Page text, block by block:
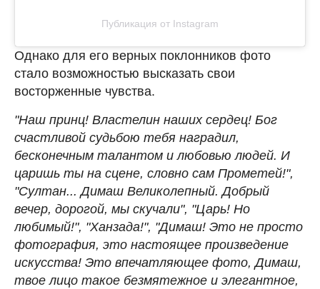
Публикация от Instagram
Однако для его верных поклонников фото
стало возможностью высказать свои
восторженные чувства.
"Наш принц! Властелин наших сердец! Бог
счастливой судьбою тебя наградил,
бесконечным талантом и любовью людей. И
царишь ты на сцене, словно сам Прометей!",
"Султан... Димаш Великолепный. Добрый
вечер, дорогой, мы скучали", "Царь! Но
любимый!", "Ханзада!", "Димаш! Это не просто
фотография, это настоящее произведение
искусства! Это впечатляющее фото, Димаш,
твое лицо такое безмятежное и элегантное,